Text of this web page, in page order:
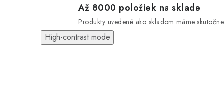
Až 8000 položiek na sklade
Produkty uvedené ako skladom máme
High-contrast mode